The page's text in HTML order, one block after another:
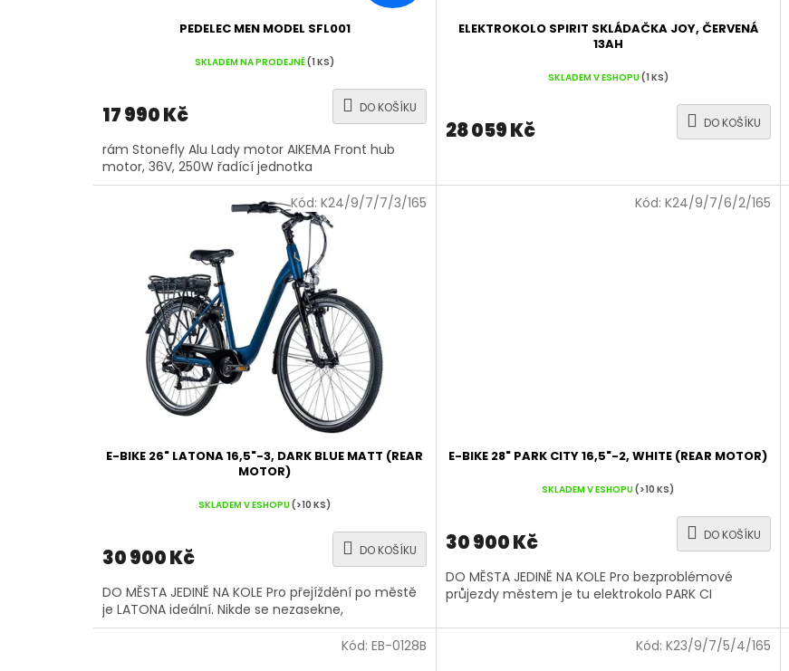
PEDELEC MEN MODEL SFL001
SKLADEM NA PRODEJNĚ(1 KS)
17 990 Kč DO KOŠÍKU
rám Stonefly Alu Lady motor AIKEMA Front hub
motor, 36V, 250W řadící jednotka
ELEKTROKOLO SPIRIT SKLÁDAČKA JOY, ČERVENÁ
13AH
SKLADEM V ESHOPU(1 KS)
28 059 Kč DO KOŠÍKU
E-BIKE 26" LATONA 16,5"-3, DARK BLUE MATT (REAR
MOTOR)
SKLADEM V ESHOPU(>10 KS)
30 900 Kč DO KOŠÍKU
DO MĚSTA JEDINĚ NA KOLE Pro přejíždění po městě
je LATONA ideální. Nikde se nezasekne,
Kód:K24/9/7/7/3/165
E-BIKE 28" PARK CITY 16,5"-2, WHITE (REAR MOTOR)
SKLADEM V ESHOPU(>10 KS)
30 900 Kč DO KOŠÍKU
DO MĚSTA JEDINĚ NA KOLE Pro bezproblémové
průjezdy městem je tu elektrokolo PARK CI
Kód: K24/9/7/6/2/165
Kód:EB-0128B Kód: K23/9/7/5/4/165